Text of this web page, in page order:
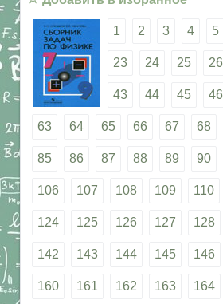
1 2 3 4 5
23 24 25 26
43 44 45 46
63 64 65 66 67 68
85 86 87 88 89 90
106 107 108 109 110
124 125 126 127 128
142 143 144 145 146
160 161 162 163 164